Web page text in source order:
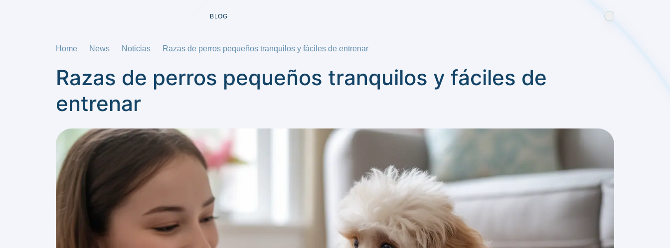
BLOG
Home News Noticias Razas de perros pequeños tranquilos y fáciles de entrenar
Razas de perros pequeños tranquilos y fáciles de
entrenar